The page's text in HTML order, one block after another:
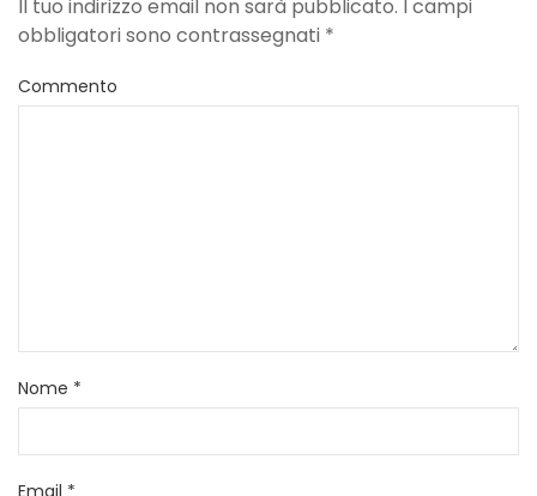
Il tuo indirizzo email non sarà pubblicato. I campi
obbligatori sono contrassegnati *
Commento
Nome *